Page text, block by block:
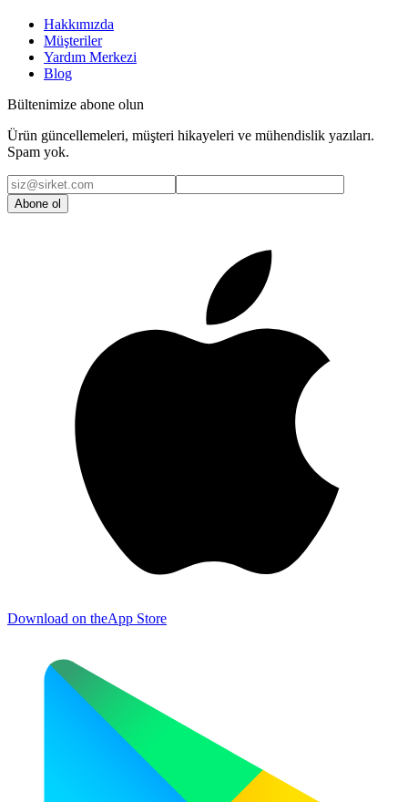
Hakkımızda
Müşteriler
Yardım Merkezi
Blog
Bültenimize abone olun
Ürün güncellemeleri, müşteri hikayeleri ve mühendislik yazıları.
Spam yok.
Abone ol
Download on theApp Store